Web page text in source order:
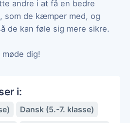
andre i at få en bedre
som de kæmper med, og
de kan føle sig mere sikre.
dig!
i:
Dansk (5.-7. klasse)